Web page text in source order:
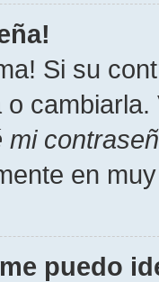
Si su
mi
en
puedo